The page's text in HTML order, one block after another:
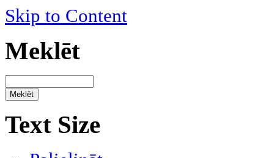
Skip to Content
Meklēt
Text Size